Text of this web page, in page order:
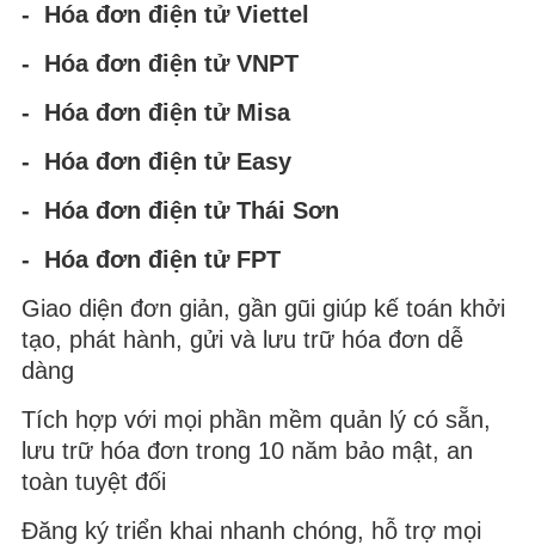
- Hóa đơn điện tử Viettel
- Hóa đơn điện tử VNPT
- Hóa đơn điện tử Misa
- Hóa đơn điện tử Easy
- Hóa đơn điện tử Thái Sơn
- Hóa đơn điện tử FPT
Giao diện đơn giản, gần gũi giúp kế toán khởi
tạo, phát hành, gửi và lưu trữ hóa đơn dễ
dàng
Tích hợp với mọi phần mềm quản lý có sẵn,
lưu trữ hóa đơn trong 10 năm bảo mật, an
toàn tuyệt đối
Đăng ký triển khai nhanh chóng, hỗ trợ mọi